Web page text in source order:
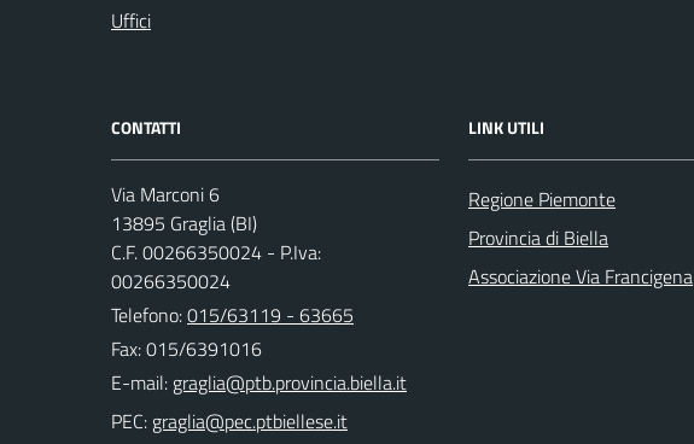
Uffici
CONTATTI
Via Marconi 6
13895 Graglia (BI)
C.F. 00266350024 - P.Iva:
00266350024
Telefono:015/63119 - 63665
Fax: 015/6391016
E-mail:
PEC:
LINK UTILI
Regione Piemonte
Provincia di Biella
Associazione Via Francigena